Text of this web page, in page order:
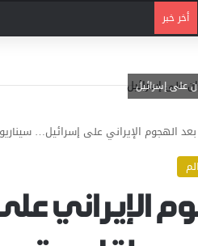
أخر خبر
على إسرائيل
بعد الهجوم الإيراني على إسرائيل…
الإيراني